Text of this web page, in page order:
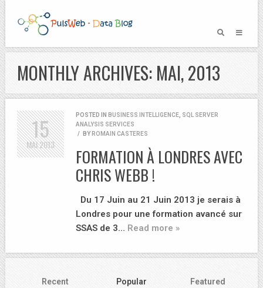
MONTHLY ARCHIVES: MAI, 2013
POSTED IN BUSINESS INTELLIGENCE SQL SERVER
ANALYSIS SERVICES
/
BY ROMAIN CASTERES
FORMATION À LONDRES AVEC
CHRIS WEBB !
Du 17 Juin au 21 Juin 2013 je serais à
Londres pour une formation avancé sur
SSAS de 3… Read more »
15
MAI2013
Recent Popular Featured